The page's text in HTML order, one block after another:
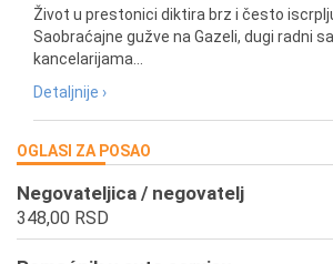
Život u prestonici diktira brz i često
Saobraćajne gužve na Gazeli, dugi radni
kancelarijama...
Detaljnije ›
OGLASI ZA POSAO
Negovateljica / negovatelj
348,00 RSD